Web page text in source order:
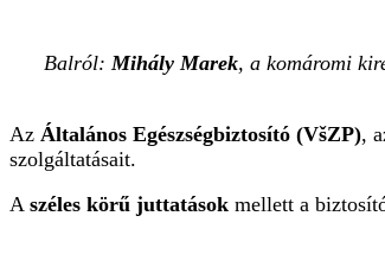
Balról:Mihály Marek, a komáromi
Az Általános Egészségbiztosító (VšZP),
szolgáltatásait.
A széles körű juttatások mellett a